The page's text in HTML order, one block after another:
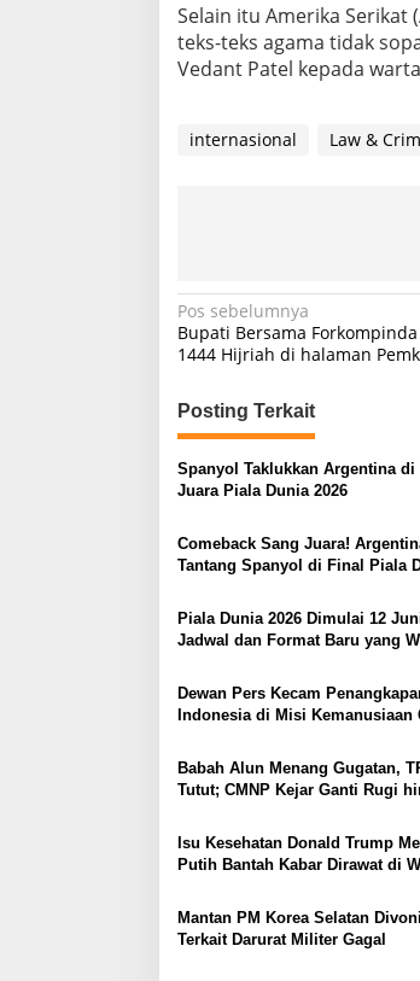
Selain itu Amerika Serikat
teks-teks agama tidak
Vedant Patel kepada
internasional Law &
N
a
i
a
i
o
s
Pos sebelumnya
Bupati Bersama
1444 Hijriah di halaman
Posting Terkait
Spanyol Taklukkan Argentina
Juara Piala Dunia 2026
Comeback Sang Juara!
Tantang Spanyol di Final Piala
Piala Dunia 2026 Dimulai 12
Jadwal dan Format Baru yang
Dewan Pers Kecam
Indonesia di Misi Kemanusiaan
Babah Alun Menang Gugatan,
Tutut; CMNP Kejar Ganti Rugi
Isu Kesehatan Donald Trump
Putih Bantah Kabar Dirawat di
Mantan PM Korea Selatan
Terkait Darurat Militer Gagal